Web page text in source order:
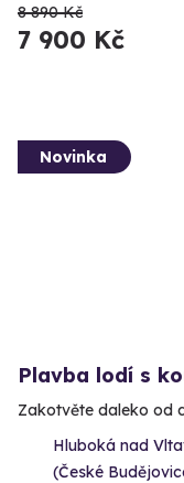
8 890 Kč
7 900 Kč
Novinka
Plavba lodí s
Zakotvěte daleko od
Hluboká nad
(České